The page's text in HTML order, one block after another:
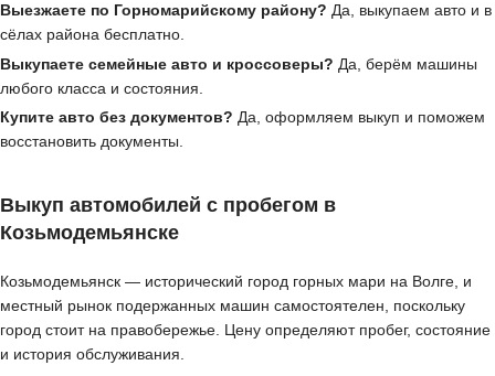
Выезжаете по Горномарийскому району? Да, выкупаем авто и в
сёлах района бесплатно.
Выкупаете семейные авто и кроссоверы? Да, берём машины
любого класса и состояния.
Купите авто без документов? Да, оформляем выкуп и поможем
восстановить документы.
Выкуп автомобилей с пробегом в
Козьмодемьянске
Козьмодемьянск — исторический город горных мари на Волге, и
местный рынок подержанных машин самостоятелен, поскольку
город стоит на правобережье. Цену определяют пробег, состояние
и история обслуживания.